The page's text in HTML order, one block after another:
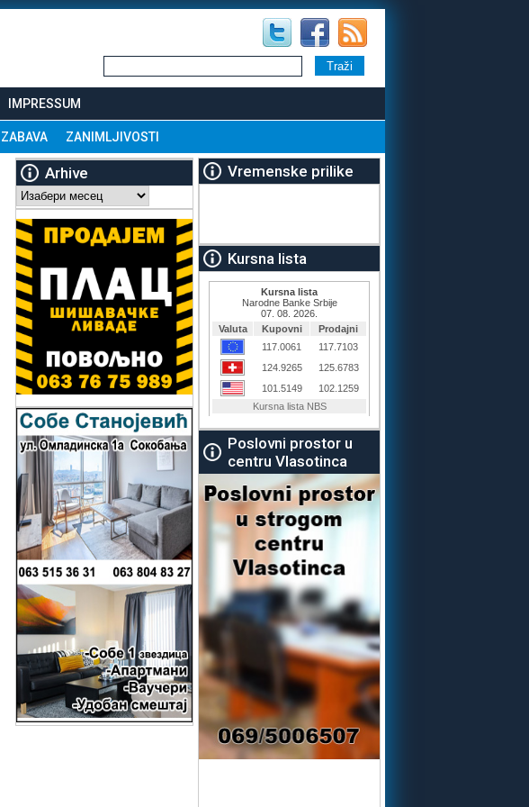
IMPRESSUM
ZABAVA ZANIMLJIVOSTI
Arhive
Arhive
Vremenske prilike
Kursna lista
Poslovni prostor u
centru Vlasotinca